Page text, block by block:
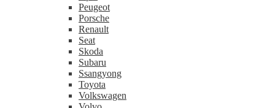
Peugeot
Porsche
Renault
Seat
Skoda
Subaru
Ssangyong
Toyota
Volkswagen